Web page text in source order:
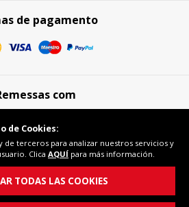
de pagamento
com
segura
de Cookies:
de terceros para analizar nuestros servicios y
Clica AQUÍ para más información.
TODAS LAS COOKIES